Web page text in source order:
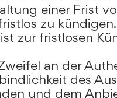
einer Frist
zu kündigen.
zur fristlosen
an der
des
und dem